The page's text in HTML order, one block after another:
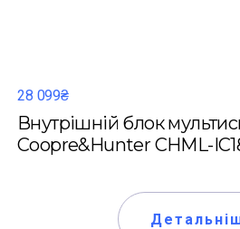
28 099₴
Внутрішній блок
Coopre&Hunter CHML-